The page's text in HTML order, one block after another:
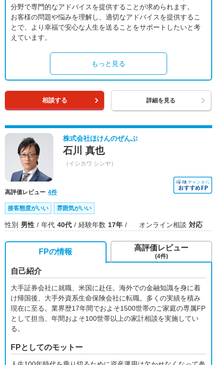
分野で専門的なアドバイスを提供することが求められます。
お客様の問題や悩みを理解し、適切なアドバイスを提供するこ
とで、より幸福で安心な人生を送ることをサポートしたいと考
えています。
もっと見る
相談する 詳細を見る
株式会社ほけんのぜんぶ
石川 真也
（イシカワ シンヤ）
高評価レビュー 4件
接客態度がいい 雰囲気がいい
性別 男性 年代 40代 経験年数 17年 オンライン相談 対応
FPの情報
自己紹介
大手証券会社に就職、米国に赴任。海外での金融知識を身に着
け帰国後、大手外資系生命保険会社に転職。多くの実績を積み
現在に至る。業界歴17年間でおよそ1500世帯のご家庭の専属FP
として担当、年間およそ100世帯以上の家計相談を実施してい
る。
FPとしてのモットー
高評価レビュー
(4件)